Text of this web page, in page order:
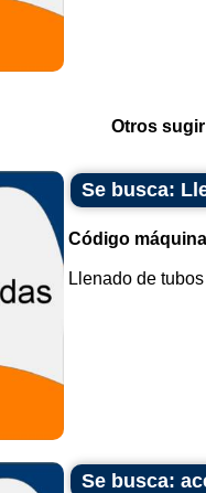
Otros
Se busca:
Código
Llenado de
Se busca: